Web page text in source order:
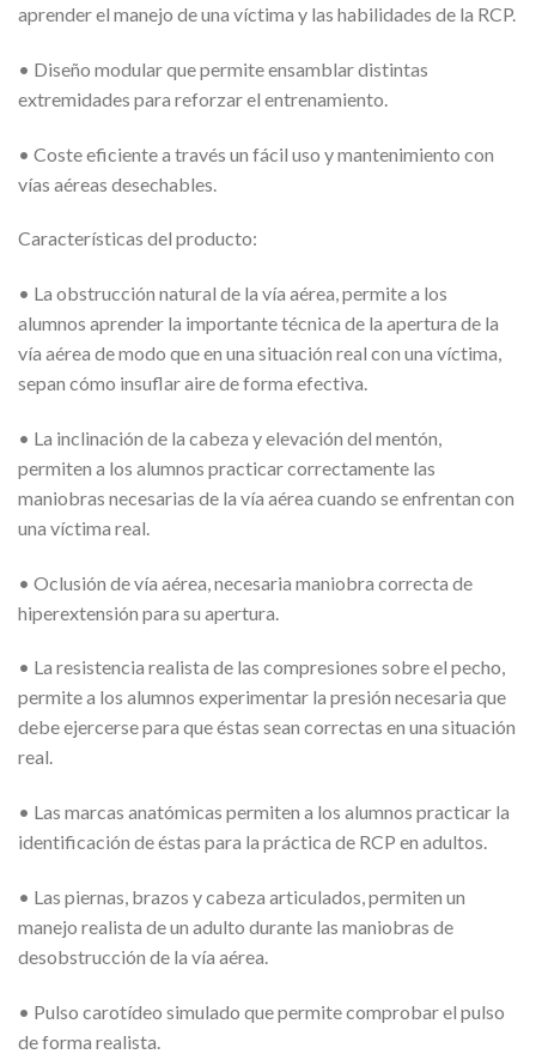
aprender el manejo de una víctima y las habilidades de la RCP.
• Diseño modular que permite ensamblar distintas
extremidades para reforzar el entrenamiento.
• Coste eficiente a través un fácil uso y mantenimiento con
vías aéreas desechables.
Características del producto:
• La obstrucción natural de la vía aérea, permite a los
alumnos aprender la importante técnica de la apertura de la
vía aérea de modo que en una situación real con una víctima,
sepan cómo insuflar aire de forma efectiva.
• La inclinación de la cabeza y elevación del mentón,
permiten a los alumnos practicar correctamente las
maniobras necesarias de la vía aérea cuando se enfrentan con
una víctima real.
• Oclusión de vía aérea, necesaria maniobra correcta de
hiperextensión para su apertura.
• La resistencia realista de las compresiones sobre el pecho,
permite a los alumnos experimentar la presión necesaria que
debe ejercerse para que éstas sean correctas en una situación
real.
• Las marcas anatómicas permiten a los alumnos practicar la
identificación de éstas para la práctica de RCP en adultos.
• Las piernas, brazos y cabeza articulados, permiten un
manejo realista de un adulto durante las maniobras de
desobstrucción de la vía aérea.
• Pulso carotídeo simulado que permite comprobar el pulso
de forma realista.